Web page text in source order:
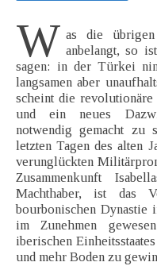
W as die übrigen
anbelangt, so
sagen: in der Türkei
langsamen aber
scheint die
und ein neues
notwendig gemacht zu
letzten Tagen des alten
verunglückten
Zusammenkunft
Machthaber, ist das
bourbonischen Dynastie
im Zunehmen
iberischen
und mehr Boden zu